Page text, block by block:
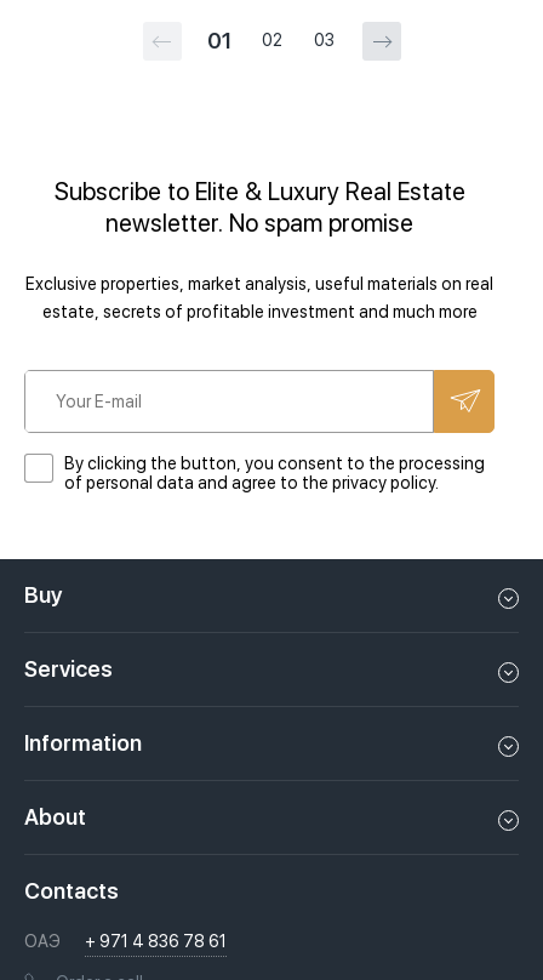
01 02 03
Subscribe to Elite & Luxury Real Estate
newsletter. No spam promise
Exclusive properties, market analysis, useful materials on real
estate, secrets of profitable investment and much more
By clicking the button, you consent to the processing
of personal data and agree to the privacy policy.
Buy
Apartments in Dubai
Penthouse in Dubai
Services
Rent a property in Dubai, UAE
Недвижимость за криптовалюту в Дубае
Moving to Dubai, UAE
Information
Laws
Questions And Answers
About
Licenses
Contacts
ОАЭ + 971 4 836 78 61